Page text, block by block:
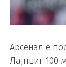
Арсенал е
Лајпциг 100